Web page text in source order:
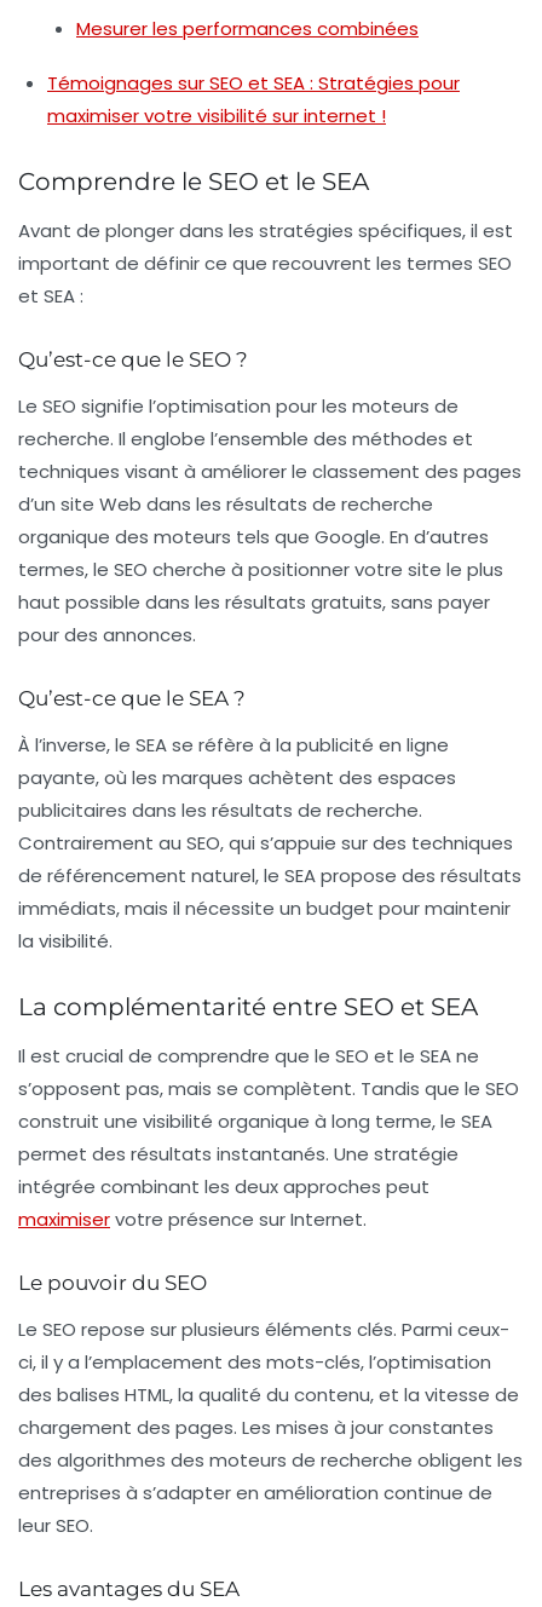
Mesurer les performances combinées
Témoignages sur SEO et SEA : Stratégies pour
maximiser votre visibilité sur internet !
Comprendre le SEO et le SEA
Avant de plonger dans les stratégies spécifiques, il est
important de définir ce que recouvrent les termes SEO
et SEA:
Qu’est-ce que le SEO ?
Le SEO signifie l’optimisation pour les moteurs de
recherche. Il englobe l’ensemble des méthodes et
techniques visant à améliorer le classement des pages
d’un site Web dans les résultats de recherche
organique des moteurs tels que Google. En d’autres
termes, le SEO cherche à positionner votre site le plus
haut possible dans les résultats gratuits, sans payer
pour des annonces.
Qu’est-ce que le SEA ?
À l’inverse, le SEAse réfère à la publicité en ligne
payante, où les marques achètent des espaces
publicitaires dans les résultats de recherche.
Contrairement au SEO, qui s’appuie sur des techniques
de référencement naturel, le SEA propose des résultats
immédiats, mais il nécessite un budget pour maintenir
la visibilité.
La complémentarité entre SEO et SEA
Il est crucial de comprendre que le SEO et le SEAne
s’opposent pas, mais se complètent. Tandis que le SEO
construit une visibilité organique à long terme, le SEA
permet des résultats instantanés. Une stratégie
intégrée combinant les deux approches peut
maximiservotre présence sur Internet.
Le pouvoir du SEO
Le SEO repose sur plusieurs éléments clés. Parmi ceux-
ci, il y a l’emplacement des mots-clés, l’optimisation
des balises HTML, la qualité du contenu, et la vitesse de
chargement des pages. Les mises à jour constantes
des algorithmes des moteurs de recherche obligent les
entreprises à s’adapter en amélioration continue de
leur SEO.
Les avantages du SEA